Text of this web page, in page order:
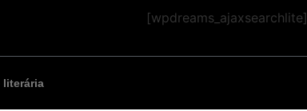
[wpdreams_ajaxsearchlite]
literária